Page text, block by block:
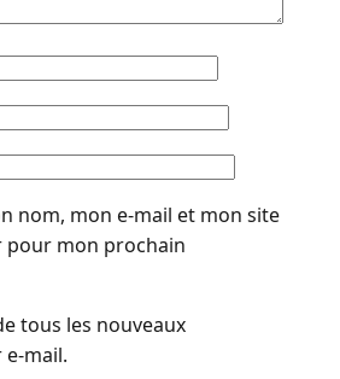
nom, mon e-mail et mon site
pour mon prochain
tous les nouveaux
mail.